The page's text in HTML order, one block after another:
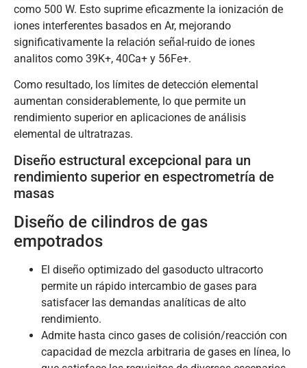
como 500 W. Esto suprime eficazmente la ionización de
iones interferentes basados en Ar, mejorando
significativamente la relación señal-ruido de iones
analitos como 39K+, 40Ca+ y 56Fe+.
Como resultado, los límites de detección elemental
aumentan considerablemente, lo que permite un
rendimiento superior en aplicaciones de análisis
elemental de ultratrazas.
Diseño estructural excepcional para un
rendimiento superior en espectrometría de
masas
Diseño de cilindros de gas
empotrados
El diseño optimizado del gasoducto ultracorto
permite un rápido intercambio de gases para
satisfacer las demandas analíticas de alto
rendimiento.
Admite hasta cinco gases de colisión/reacción con
capacidad de mezcla arbitraria de gases en línea, lo